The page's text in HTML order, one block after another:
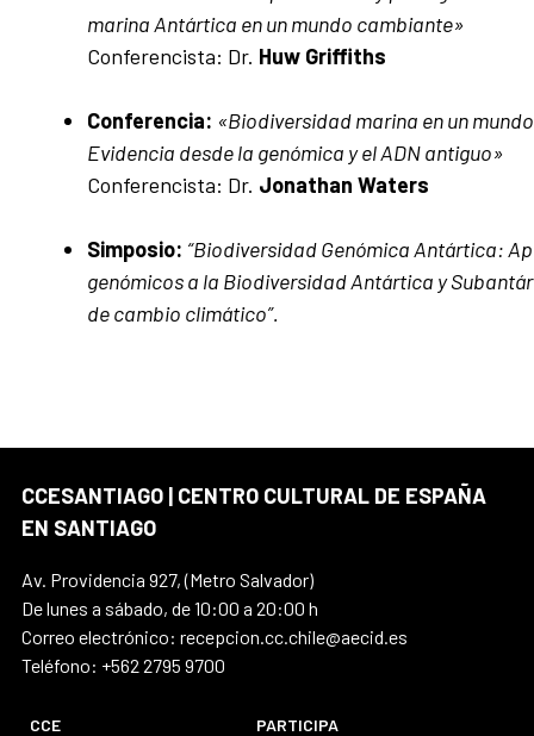
marina Antártica en un mundo cambiante»
Conferencista: Dr. Huw Griffiths
Conferencia: «Biodiversidad marina en un
Evidencia desde la genómica y el ADN antiguo»
Conferencista: Dr. Jonathan Waters
Simposio: “Biodiversidad Genómica Antártica:
genómicos a la Biodiversidad Antártica y
de cambio climático”.
CCESANTIAGO | CENTRO CULTURAL DE ESPAÑA
EN SANTIAGO
Av. Providencia 927, (Metro Salvador)
De lunes a sábado, de 10:00 a 20:00 h
Correo electrónico: recepcion.cc.chile@aecid.es
Teléfono: +562 2795 9700
CCE
PARTICIPA